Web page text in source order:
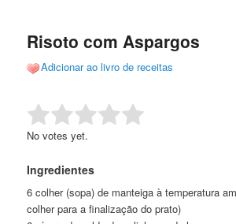
conteúdo
conteúdo
Risoto com Aspargos
Adicionar ao livro de receitas
Rate this item: Submit Rating
No votes yet.
Ingredientes
6 colher (sopa) de manteiga à temperatura
colher para a finalização do prato)